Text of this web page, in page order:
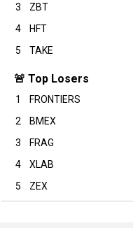
3
ZBT
4
HFT
5
TAKE
🚨 Top Losers
1 FRONTIERS
2
BMEX
3
FRAG
4
XLAB
5
ZEX